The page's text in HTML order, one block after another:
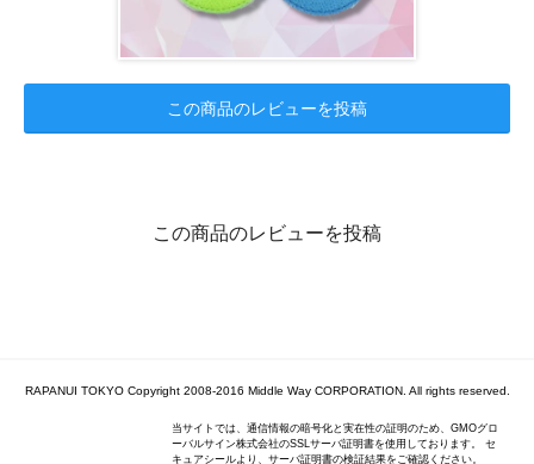
この商品のレビューを投稿
この商品のレビューを投稿
RAPANUI TOKYO Copyright 2008-2016 Middle Way CORPORATION. All rights reserved.
当サイトでは、通信情報の暗号化と実在性の証明のため、GMOグロ
ーバルサイン株式会社のSSLサーバ証明書を使用しております。 セ
キュアシールより、サーバ証明書の検証結果をご確認ください。